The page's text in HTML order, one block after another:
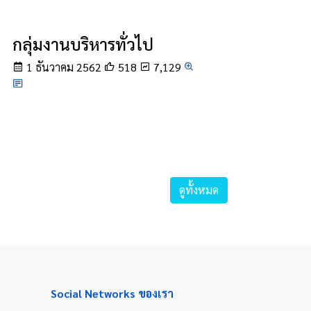
กลุ่มงานบริหารทั่วไป
1 ธันวาคม 2562 518 7,129
ดูทั้งหมด
Social Networks ของเรา